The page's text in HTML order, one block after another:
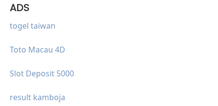
ADS
togel taiwan
Toto Macau 4D
Slot Deposit 5000
result kamboja